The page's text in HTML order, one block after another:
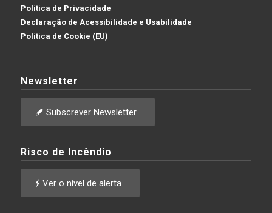
Política de Privacidade
Declaração de Acessibilidade e Usabilidade
Política de Cookie (EU)
Newsletter
Subscrever Newsletter
Risco de Incêndio
Ver o nível de alerta